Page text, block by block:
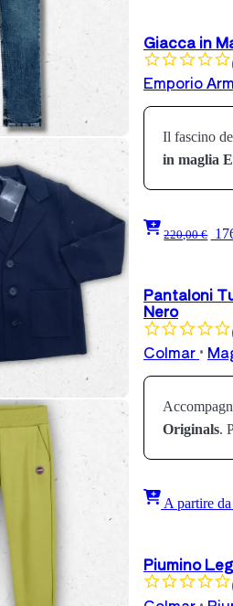
Giacca in
Emporio
Il fascino
in maglia
220,00 €
Pantaloni
Nero
Colmar •
Originals.
A partire da
Piumino